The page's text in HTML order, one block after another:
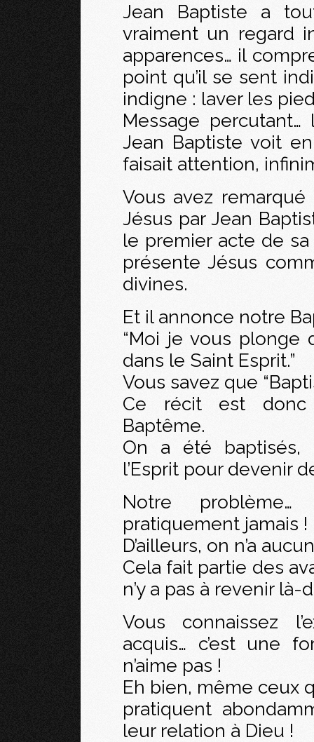
Jean Baptiste a
vraiment un regard
apparences… il
point qu’il se sent
indigne : laver les
Message
Jean Baptiste voit
faisait attention,
Vous avez
Jésus par Jean
le premier acte de
présente Jésus
divines.
Et il annonce notre
“Moi je vous plonge
dans le Saint Esprit.”
Vous savez que
Ce récit est donc
Baptême.
On a été baptisés,
l’Esprit pour devenir
Notre problème…
pratiquement jamais !
D’ailleurs, on n’a
Cela fait partie des
n’y a pas à revenir là-
Vous connaissez
acquis… c’est une
n’aime pas !
Eh bien, même ceux
pratiquent
leur relation à Dieu !